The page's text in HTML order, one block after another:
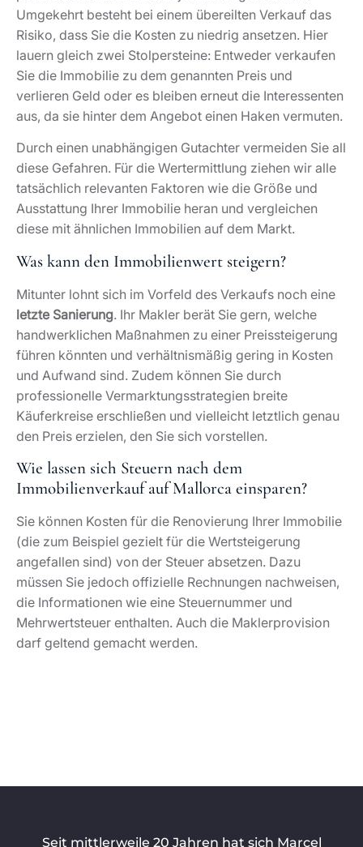
letzte Sanierung. Ihr Makler berät Sie gern, welche
handwerklichen Maßnahmen zu einer Preissteigerung
führen könnten und verhältnismäßig gering in Kosten
und Aufwand sind. Zudem können Sie durch
professionelle Vermarktungsstrategien breite
Käuferkreise erschließen und vielleicht letztlich genau
Wie lassen sich Steuern nach dem
Immobilienverkauf auf Mallorca einsparen?
Sie können Kosten für die Renovierung Ihrer Immobilie
(die zum Beispiel gezielt für die Wertsteigerung
angefallen sind) von der Steuer absetzen. Dazu
die Informationen wie eine Steuernummer und
Mehrwertsteuer enthalten. Auch die Maklerprovision
darf geltend gemacht werden.
Seit mittlerweile 20 Jahren hat sich Marcel
Remus Real Estate zu einem Spezialisten und
einem der führenden Unternehmen für
Luxusimmobilien und feine Adressen in den
hochwertigen Top-Lagen Mallorcas etabliert.
MARCEL REMUS REAL ESTATE
Kontakt